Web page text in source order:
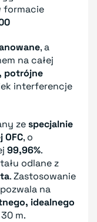
formacie
, a
na całej
potrójne
interferencje
zespecjalnie
, o
99,96%.
odlane z
. Zastosowanie
na
idealnego
m.